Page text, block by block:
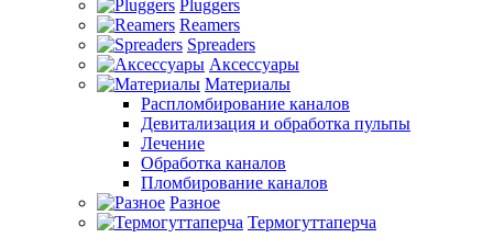
Pluggers
Reamers
Spreaders
Аксессуары
Материалы
Распломбирование каналов
Девитализация и обработка пульпы
Лечение
Обработка каналов
Пломбирование каналов
Разное
Термогуттаперча